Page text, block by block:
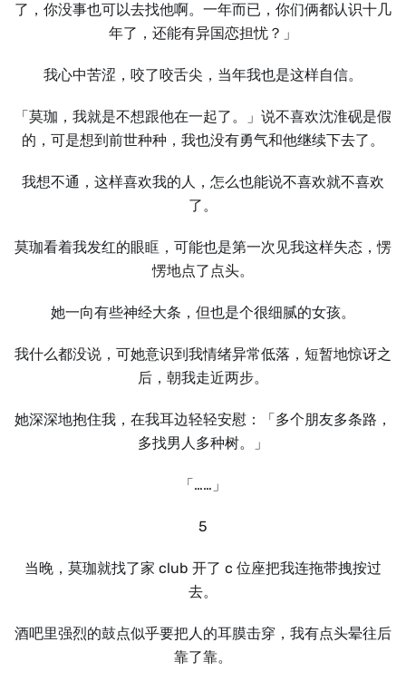
了，你没事也可以去找他啊。一年而已，你们俩都认识十几
年了，还能有异国恋担忧？」
我心中苦涩，咬了咬舌尖，当年我也是这样自信。
「莫珈，我就是不想跟他在一起了。」说不喜欢沈淮砚是假
的，可是想到前世种种，我也没有勇气和他继续下去了。
我想不通，这样喜欢我的人，怎么也能说不喜欢就不喜欢
了。
莫珈看着我发红的眼眶，可能也是第一次见我这样失态，愣
愣地点了点头。
她一向有些神经大条，但也是个很细腻的女孩。
我什么都没说，可她意识到我情绪异常低落，短暂地惊讶之
后，朝我走近两步。
她深深地抱住我，在我耳边轻轻安慰：「多个朋友多条路，
多找男人多种树。」
「……」
5
当晚，莫珈就找了家 club 开了 c 位座把我连拖带拽按过
去。
酒吧里强烈的鼓点似乎要把人的耳膜击穿，我有点头晕往后
靠了靠。